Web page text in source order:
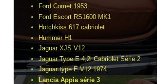
Ford Comet 1953
Ford Escort RS1600 MK1
Hotchkiss 617 cabriolet
Hummer H1
Jaguar XJS V12
Jaguar Type E 4,2l Cabriolet Série 2
Jaguar type E V12 1974
Lancia Appia série 3